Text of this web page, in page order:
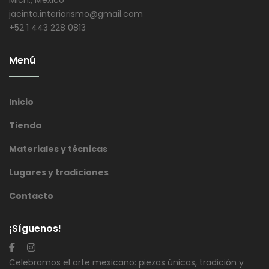
jacinta.interiorismo@gmail.com
+52 1 443 228 0813
Menú
Inicio
Tienda
Materiales y técnicas
Lugares y tradiciones
Contacto
¡Síguenos!
Celebramos el arte mexicano: piezas únicas, tradición y